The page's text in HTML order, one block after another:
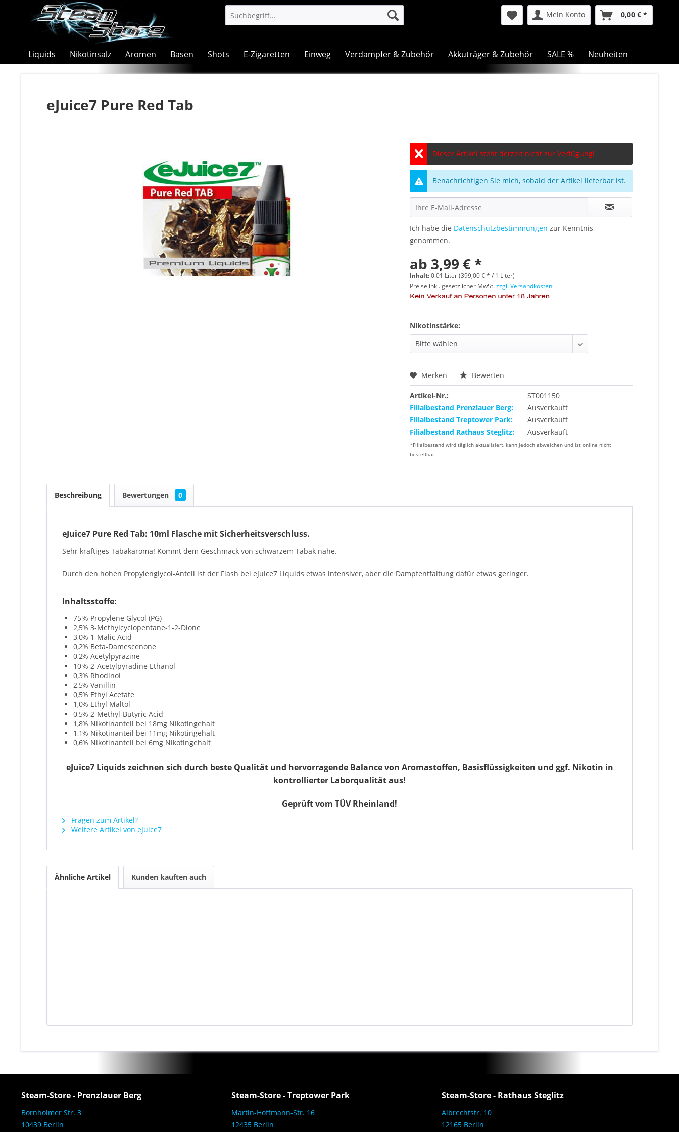
Mein Konto 0,00 € *
Liquids Nikotinsalz Aromen Basen Shots E-Zigaretten Einweg Verdampfer & Zubehör Akkuträger & Zubehör SALE % Neuheiten
eJuice7 Pure Red Tab
Dieser Artikel steht derzeit nicht zur Verfügung!
Benachrichtigen Sie mich, sobald der Artikel lieferbar ist.
Ich habe die Datenschutzbestimmungen zur Kenntnis
genommen.
ab 3,99 € *
Inhalt:0.01 Liter (399,00 € * / 1 Liter)
Preise inkl. gesetzlicher MwSt.zzgl. Versandkosten
Nikotinstärke:
Merken Bewerten
Artikel-Nr.:
ST001150
Filialbestand Prenzlauer Berg:
Ausverkauft
Filialbestand Treptower Park:
Ausverkauft
Filialbestand Rathaus Steglitz:
Ausverkauft
*Filialbestand wird täglich aktualisiert, kann jedoch abweichen und ist online nicht
bestellbar.
Beschreibung Bewertungen 0
eJuice7 Pure Red Tab: 10ml Flasche mit Sicherheitsverschluss.
Sehr kräftiges Tabakaroma! Kommt dem Geschmack von schwarzem Tabak nahe.
Durch den hohen Propylenglycol-Anteil ist der Flash bei eJuice7 Liquids etwas intensiver, aber die Dampfentfaltung dafür etwas geringer.
Inhaltsstoffe:
75% Propylene Glycol (PG)
2,5% 3-Methylcyclopentane-1-2-Dione
3,0% 1-Malic Acid
0,2% Beta-Damescenone
0,2% Acetylpyrazine
10% 2-Acetylpyradine Ethanol
0,3% Rhodinol
2,5% Vanillin
0,5% Ethyl Acetate
1,0% Ethyl Maltol
0,5% 2-Methyl-Butyric Acid
1,8% Nikotinanteil bei 18mg Nikotingehalt
1,1% Nikotinanteil bei 11mg Nikotingehalt
0,6% Nikotinanteil bei 6mg Nikotingehalt
eJuice7 Liquids zeichnen sich durch beste Qualität und hervorragende Balance von Aromastoffen, Basisflüssigkeiten und ggf. Nikotin in
kontrollierter Laborqualität aus!
Geprüft vom TÜV Rheinland!
Fragen zum Artikel?
Weitere Artikel von eJuice7
Ähnliche Artikel Kunden kauften auch
Steam-Store - Prenzlauer Berg
Bornholmer Str. 3
10439 Berlin
Steam-Store - Treptower Park
Martin-Hoffmann-Str. 16
12435 Berlin
Steam-Store - Rathaus Steglitz
Albrechtstr. 10
12165 Berlin